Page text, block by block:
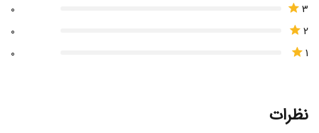
3
0
2
0
1
0
نظرات